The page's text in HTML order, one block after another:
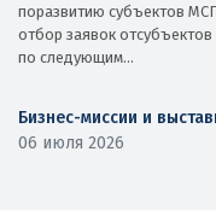
поразвитию субъектов
отбор заявок
по следующим...
Бизнес-миссии и
06 июля 2026